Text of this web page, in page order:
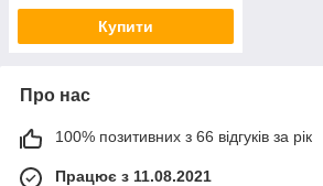
Купити
Про нас
100% позитивних з 66 відгуків за рік
Працює з 11.08.2021